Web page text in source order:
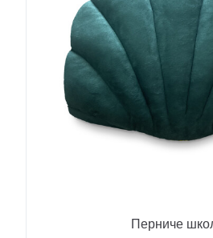
Перниче